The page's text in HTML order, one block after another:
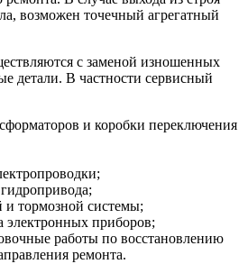
возможен точечный агрегатный
с заменой изношенных
детали. В частности сервисный
и коробки переключения
и тормозной системы;
электронных приборов;
работы по восстановлению
ремонта.